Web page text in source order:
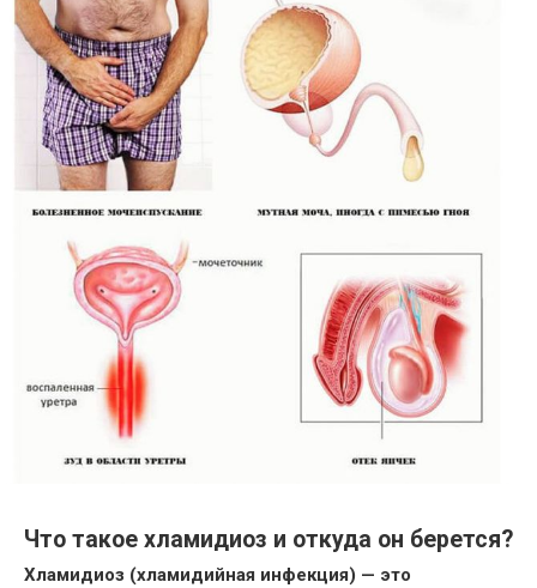
Что такое хламидиоз и откуда он берется?
Хламидиоз (хламидийная инфекция) — это